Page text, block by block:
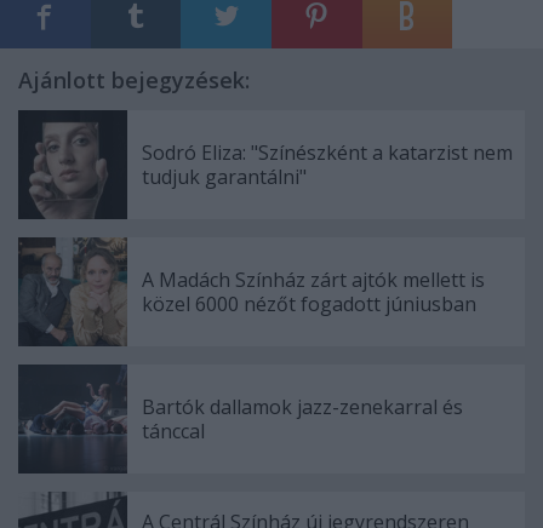
Ajánlott bejegyzések:
Sodró Eliza: "Színészként a katarzist nem
tudjuk garantálni"
A Madách Színház zárt ajtók mellett is
közel 6000 nézőt fogadott júniusban
Bartók dallamok jazz-zenekarral és
tánccal
A Centrál Színház új jegyrendszeren